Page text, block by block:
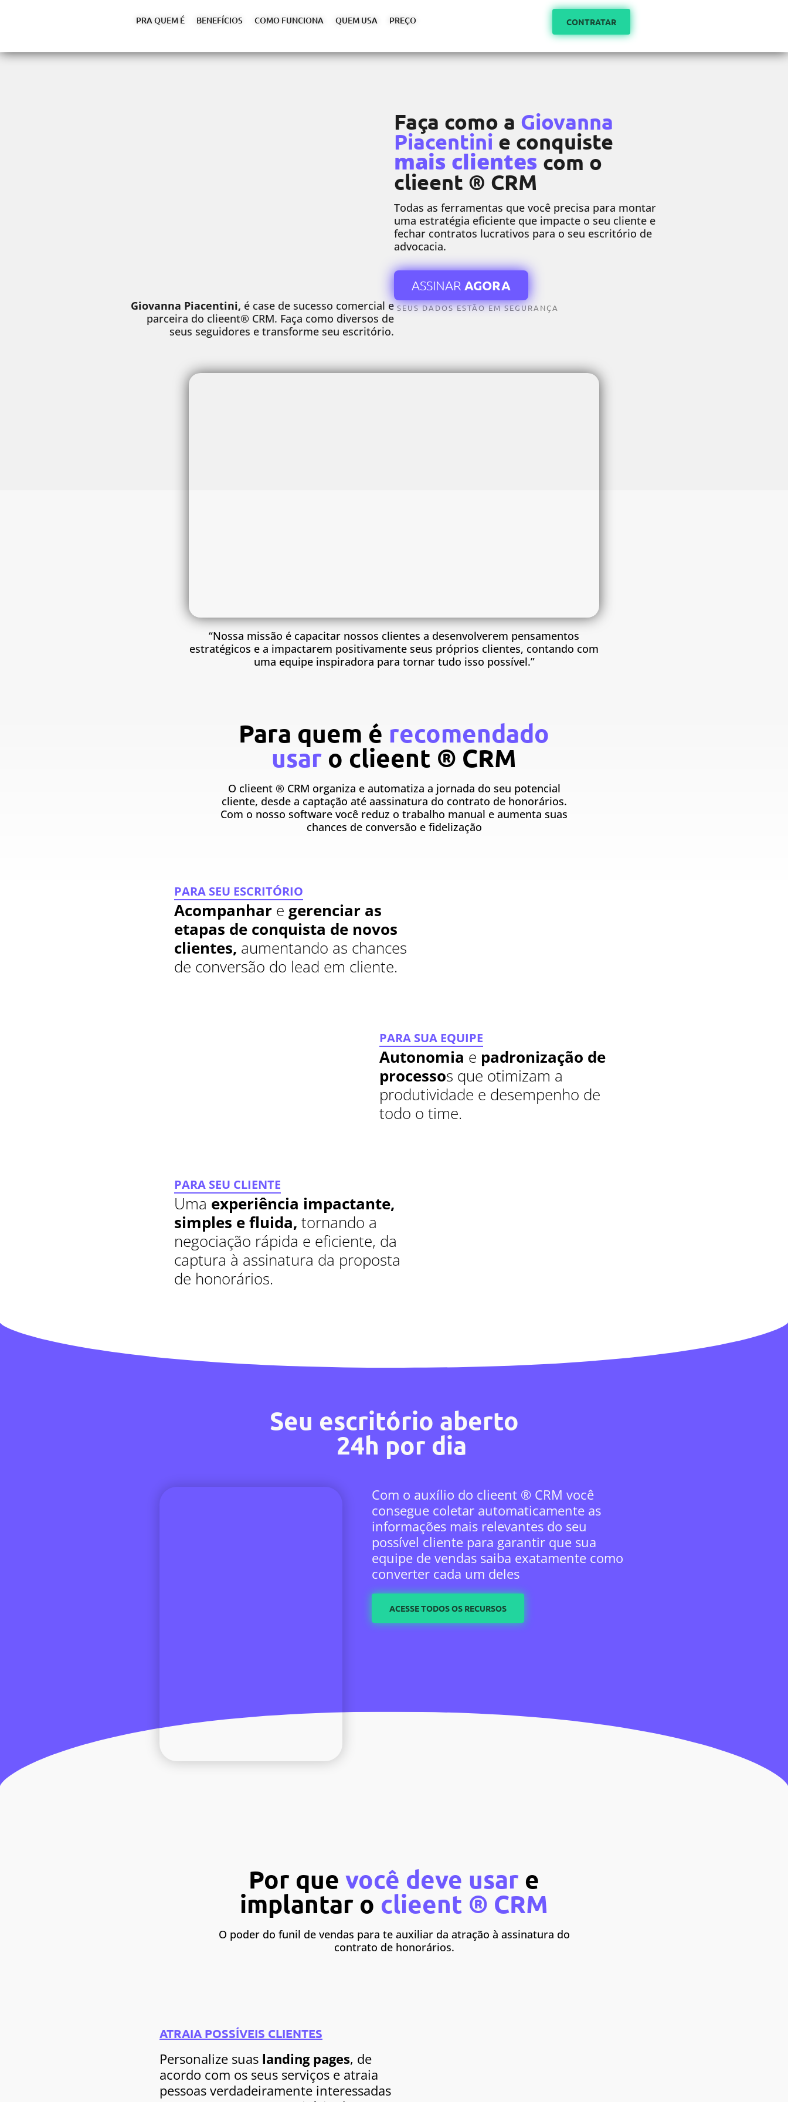
Giovanna Piacentini, é case de sucesso comercial e
parceira do clieent® CRM. Faça como diversos de
seus seguidores e transforme seu escritório.
Faça como a Giovanna
Piacentini e conquiste
mais clientes com o
clieent ® CRM
Todas as ferramentas que você precisa para montar
uma estratégia eficiente que impacte o seu cliente e
fechar contratos lucrativos para o seu escritório de
advocacia.
ASSINAR AGORA
SEUS DADOS ESTÃO EM SEGURANÇA
“Nossa missão é capacitar nossos clientes a desenvolverem pensamentos
estratégicos e a impactarem positivamente seus próprios clientes, contando com
uma equipe inspiradora para tornar tudo isso possível.”
Para quem é recomendado
usar o clieent ® CRM
O clieent ® CRM organiza e automatiza a jornada do seu potencial
cliente, desde a captação até aassinatura do contrato de honorários.
Com o nosso software você reduz o trabalho manual e aumenta suas
chances de conversão e fidelização
PARA SEU ESCRITÓRIO
Acompanhar e gerenciar as
etapas de conquista de novos
clientes, aumentando as chances
de conversão do lead em cliente.
PARA SUA EQUIPE
Autonomia e padronização de
processos que otimizam a
produtividade e desempenho de
todo o time.
PARA SEU CLIENTE
Uma experiência impactante,
simples e fluida, tornando a
negociação rápida e eficiente, da
captura à assinatura da proposta
de honorários.
Seu escritório aberto
24h por dia
Com o auxílio do clieent ® CRM você
consegue coletar automaticamente as
informações mais relevantes do seu
possível cliente para garantir que sua
equipe de vendas saiba exatamente como
converter cada um deles
ACESSE TODOS OS RECURSOS
Por que você deve usar e
implantar o clieent ® CRM
O poder do funil de vendas para te auxiliar da atração à assinatura do
contrato de honorários.
ATRAIA POSSÍVEIS CLIENTES
Personalize suas landing pages, de
acordo com os seus serviços e atraia
pessoas verdadeiramente interessadas
PRA QUEM É BENEFÍCIOS COMO FUNCIONA QUEM USA PREÇO CONTRATAR